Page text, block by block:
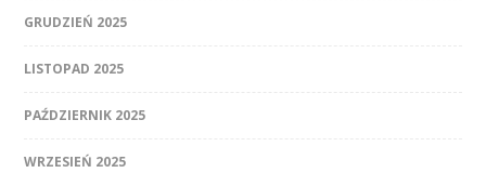
GRUDZIEŃ 2025
LISTOPAD 2025
PAŹDZIERNIK 2025
WRZESIEŃ 2025